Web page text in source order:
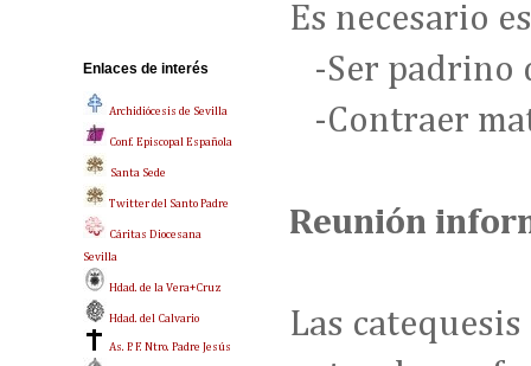
Es necesario
-Ser padrino
-Contraer
Reunión
Las
Enlaces de interés
Archidiócesis de Sevilla
Conf. Episcopal Española
Santa Sede
Twitter del Santo Padre
Cáritas Diocesana
Sevilla
Hdad. de la Vera+Cruz
Hdad. del Calvario
As. P. F. Ntro. Padre Jesús